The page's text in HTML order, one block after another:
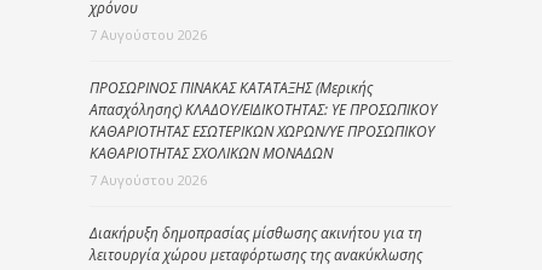
χρόνου
7 Αυγούστου 2026
ΠΡΟΣΩΡΙΝΟΣ ΠΙΝΑΚΑΣ ΚΑΤΑΤΑΞΗΣ (Μερικής
Απασχόλησης) ΚΛΑΔΟΥ/ΕΙΔΙΚΟΤΗΤΑΣ: ΥΕ ΠΡΟΣΩΠΙΚΟΥ
ΚΑΘΑΡΙΟΤΗΤΑΣ ΕΣΩΤΕΡΙΚΩΝ ΧΩΡΩΝ/ΥΕ ΠΡΟΣΩΠΙΚΟΥ
ΚΑΘΑΡΙΟΤΗΤΑΣ ΣΧΟΛΙΚΩΝ ΜΟΝΑΔΩΝ
7 Αυγούστου 2026
Διακήρυξη δημοπρασίας μίσθωσης ακινήτου για τη
λειτουργία χώρου μεταφόρτωσης της ανακύκλωσης